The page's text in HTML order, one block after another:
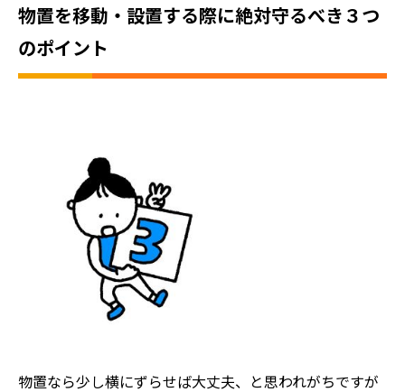
物置を移動・設置する際に絶対守るべき３つ
のポイント
物置なら少し横にずらせば大丈夫、と思われがちですが